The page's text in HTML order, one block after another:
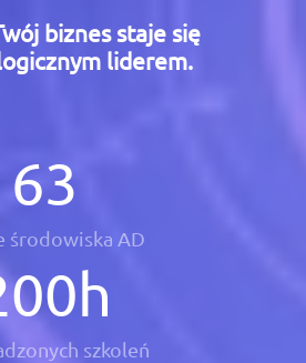
biznes staje się
liderem.
środowiska AD
h
szkoleń